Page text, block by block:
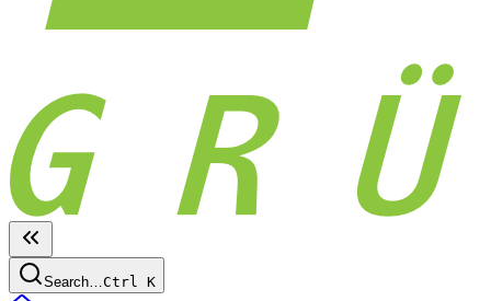
Search…Ctrl K